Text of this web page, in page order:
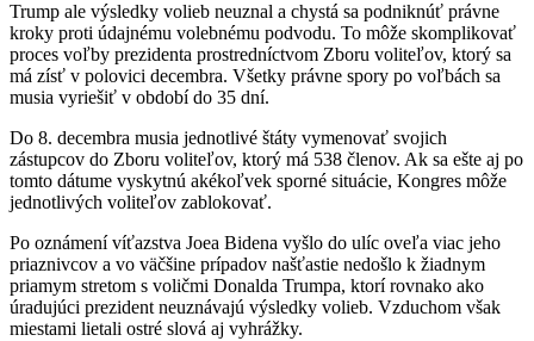
Trump ale výsledky volieb neuznal a chystá sa podniknúť právne
kroky proti údajnému volebnému podvodu. To môže skomplikovať
proces voľby prezidenta prostredníctvom Zboru voliteľov, ktorý sa
má zísť v polovici decembra. Všetky právne spory po voľbách sa
musia vyriešiť v období do 35 dní.
Do 8. decembra musia jednotlivé štáty vymenovať svojich
zástupcov do Zboru voliteľov, ktorý má 538 členov. Ak sa ešte aj po
tomto dátume vyskytnú akékoľvek sporné situácie, Kongres môže
jednotlivých voliteľov zablokovať.
Po oznámení víťazstva Joea Bidena vyšlo do ulíc oveľa viac jeho
priaznivcov a vo väčšine prípadov našťastie nedošlo k žiadnym
priamym stretom s voličmi Donalda Trumpa, ktorí rovnako ako
úradujúci prezident neuznávajú výsledky volieb. Vzduchom však
miestami lietali ostré slová aj vyhrážky.